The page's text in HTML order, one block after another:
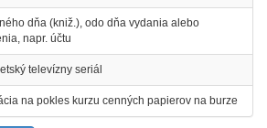
dňa (kniž.), odo dňa vydania alebo
napr. účtu
televízny seriál
na pokles kurzu cenných papierov na burze